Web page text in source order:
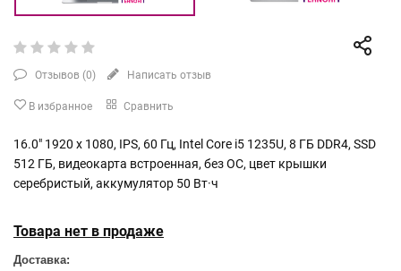
Отзывов (0) Написать отзыв
В избранное Сравнить
16.0" 1920 x 1080, IPS, 60 Гц, Intel Core i5 1235U, 8 ГБ DDR4, SSD
512 ГБ, видеокарта встроенная, без ОС, цвет крышки
серебристый, аккумулятор 50 Вт·ч
Товара нет в продаже
Доставка: